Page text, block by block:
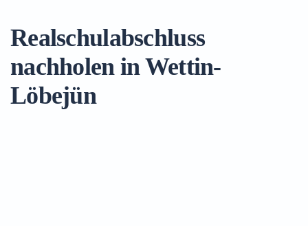
Realschulabschluss
nachholen in Wettin-
Löbejün